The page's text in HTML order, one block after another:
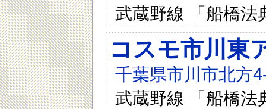
武蔵野線 「船橋法
コスモ市川東
千葉県市川市北方
武蔵野線 「船橋法